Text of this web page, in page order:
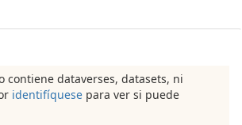
contiene dataverses, datasets, ni
identifíquese para ver si puede